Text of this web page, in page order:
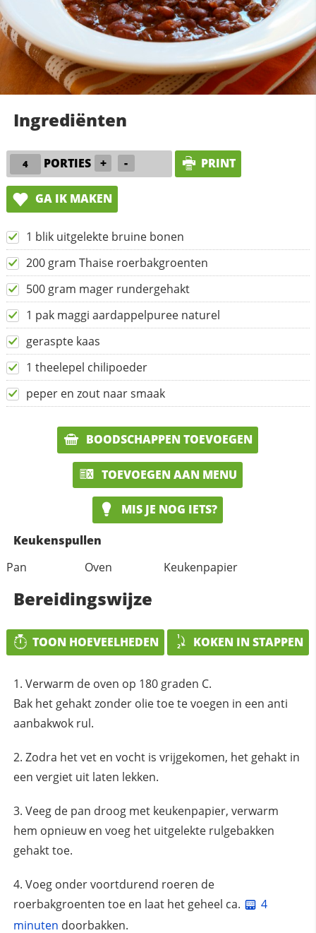
Ingrediënten
PORTIES + - PRINT
GA IK MAKEN
1 blik uitgelekte bruine bonen
200 gram Thaise roerbakgroenten
500 gram mager rundergehakt
1 pak maggi aardappelpuree naturel
geraspte kaas
1 theelepel chilipoeder
peper en zout naar smaak
BOODSCHAPPEN TOEVOEGEN
TOEVOEGEN AAN MENU
MIS JE NOG IETS?
Keukenspullen
Pan
Oven Keukenpapier
Bereidingswijze
TOON HOEVEELHEDEN KOKEN IN STAPPEN
Verwarm de oven op 180 graden C.
Bak het gehakt zonder olie toe te voegen in een anti
aanbakwok rul.
Zodra het vet en vocht is vrijgekomen, het gehakt in
een vergiet uit laten lekken.
Veeg de pan droog met keukenpapier, verwarm
hem opnieuw en voeg het uitgelekte rulgebakken
gehakt toe.
Voeg onder voortdurend roeren de
roerbakgroenten toe en laat het geheel ca.
4
minuten doorbakken.